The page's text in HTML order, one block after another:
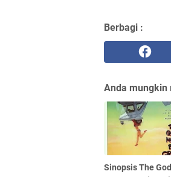
Berbagi :
Anda mungkin
Sinopsis The